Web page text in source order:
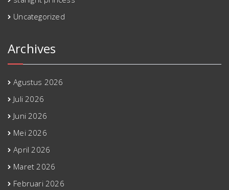
Uncategorized
Archives
Agustus 2026
Juli 2026
Juni 2026
Mei 2026
April 2026
Maret 2026
Februari 2026